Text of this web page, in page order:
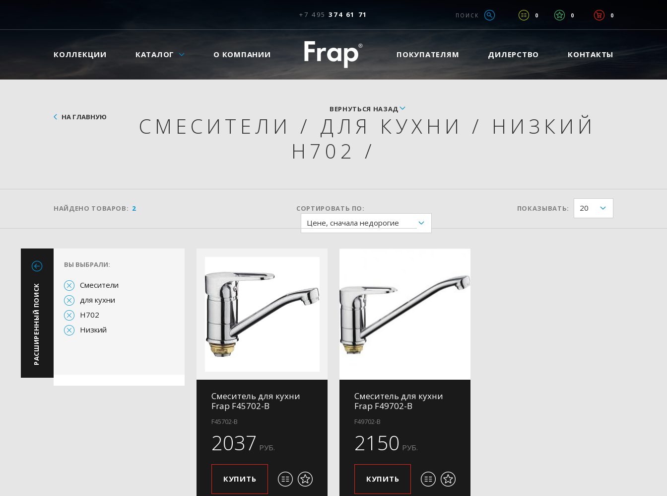
+7 495 374 61 71 0 0 0
ПОИСК
КОЛЛЕКЦИИ КАТАЛОГ О КОМПАНИИ ПОКУПАТЕЛЯМ ДИЛЕРСТВО КОНТАКТЫ
НА ГЛАВНУЮ
ВЕРНУТЬСЯ НАЗАД
СМЕСИТЕЛИ / ДЛЯ КУХНИ / НИЗКИЙ
H702 /
НАЙДЕНО ТОВАРОВ: 2 СОРТИРОВАТЬ ПО:
Цене, сначала недорогие
ПОКАЗЫВАТЬ: 20
РАСШИРЕННЫЙ ПОИСК
ВЫ ВЫБРАЛИ:
Смесители
для кухни
H702
Низкий
Смеситель для кухни
Frap F45702-B
F45702-B
2037 РУБ.
КУПИТЬ
Смеситель для кухни
Frap F49702-B
F49702-B
2150 РУБ.
КУПИТЬ